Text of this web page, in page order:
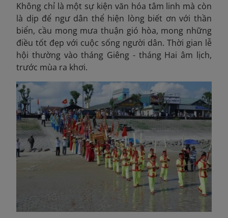
Không chỉ là một sự kiện văn hóa tâm linh mà còn
là dịp để ngư dân thể hiện lòng biết ơn với thần
biển, cầu mong mưa thuận gió hòa, mong những
điều tốt đẹp với cuộc sống người dân. Thời gian lễ
hội thường vào tháng Giêng - tháng Hai âm lịch,
trước mùa ra khơi.